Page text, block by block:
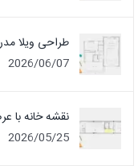
طراحی ویلا مدرن یک‌
2026/06/07
نقشه خانه با عرض 4 متر | خداحافظ
2026/05/25